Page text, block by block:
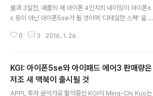
불과 3일전, 애플의 새 아이폰 4인치의 네이밍이 아이폰6
c 등이 아닌 아이폰5se가 될 것이며 '디테일한 스펙' 을 포
고, 어제는 아이폰5se의 '실사' 라 올라온 One More Th
아이폰5se의 프로토타입에 관한 정보를 입수했고 당시에
는 A8과 M8이 쓰일 것이라 주장했다고 한다. 그리고 이번
에는 다시 A9과 M9이라는 주장이다. 그 이유를 두고 Ima
0 3 2016. 1. 26.
KGI: 아이폰5se와 아이패드 에어3 판매량은
저조 새 맥북이 출시될 것
APPL 투자 분석가로 활약중인 KGI의 Ming-Chi Kuo는